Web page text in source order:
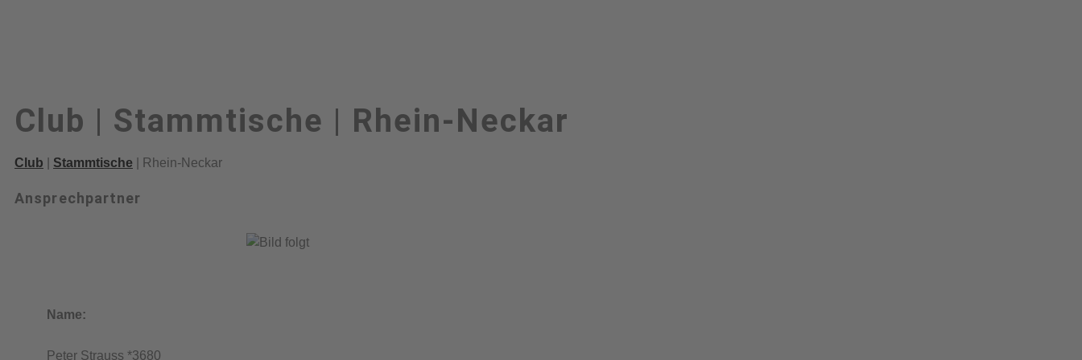
Club | Stammtische | Rhein-Neckar
Club Stammtische | Rhein-Neckar
Ansprechpartner
Name:
Peter Strauss *3680